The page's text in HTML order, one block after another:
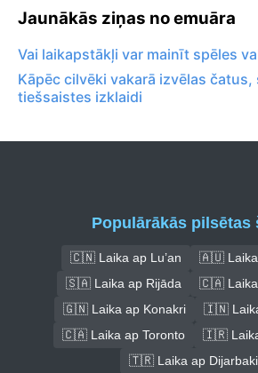
Jaunākās ziņas no emuāra
Vai laikapstākļi var mainīt spēles
Kāpēc cilvēki vakarā izvēlas
tiešsaistes izklaidi
Populārākās pilsētas
🇨🇳 Laika ap Lu’an
🇦🇺 Laika
🇸🇦 Laika ap Rijāda
🇨🇦 Laika
🇬🇳 Laika ap Konakri
🇮🇳
🇨🇦 Laika ap Toronto
🇮🇷 Laika
🇹🇷 Laika ap